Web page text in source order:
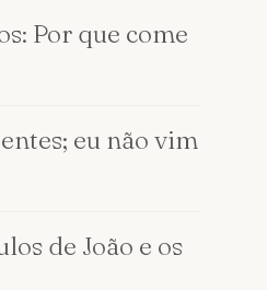
Por que come
eu não vim
de João e os